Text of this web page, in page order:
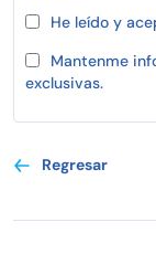
He leído y
Mantenme
exclusivas.
Regresar